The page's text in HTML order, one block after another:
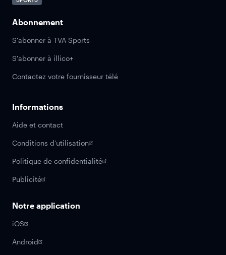
Abonnement
S'abonner à TVA Sports
S'abonner à illico+
Contactez votre fournisseur télé
Informations
Aide et contact
Conditions d'utilisation
Politique de confidentialité
Publicité
Notre application
iOS
Android